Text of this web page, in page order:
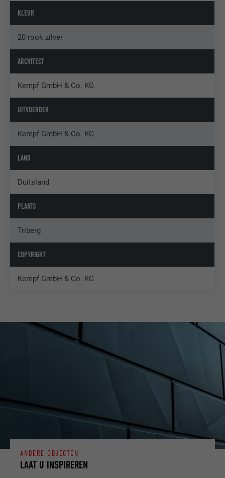
KLEUR
20 rook zilver
ARCHITECT
Kempf GmbH & Co. KG
UITVOERDER
Kempf GmbH & Co. KG
LAND
Duitsland
PLAATS
Triberg
COPYRIGHT
Kempf GmbH & Co. KG
LAAT U INSPIREREN
ANDERE OBJECTEN